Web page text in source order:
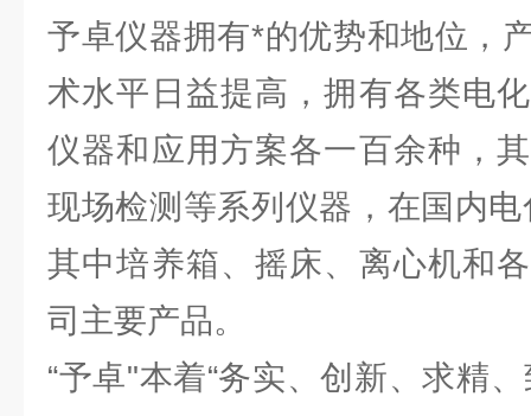
予卓仪器拥有*的优势和地位，
术水平日益提高，拥有各类电
仪器和应用方案各一百余种，
现场检测等系列仪器，在国内
其中培养箱、摇床、离心机和
司主要产品。
“予卓"本着“务实、创新、求精